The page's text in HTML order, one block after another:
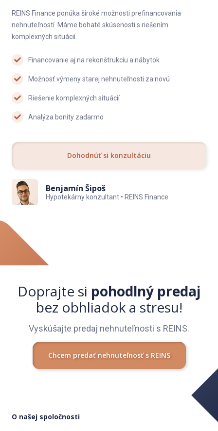
REINS Finance ponúka široké možnosti prefinancovania
nehnuteľností. Máme bohaté skúsenosti s riešením
komplexných situácií.
Financovanie aj na rekonštrukciu a nábytok
Možnosť výmeny starej nehnuteľnosti za novú
Riešenie komplexných situácií
Analýza bonity zadarmo
Dohodnúť si konzultáciu
Benjamín Šipoš
Hypotekárny konzultant • REINS Finance
Doprajte si pohodlný predaj
bez obhliadok a stresu!
Vyskúšajte predaj nehnuteľnosti s REINS.
Chcem predať nehnuteľnosť s REINS
O našej spoločnosti